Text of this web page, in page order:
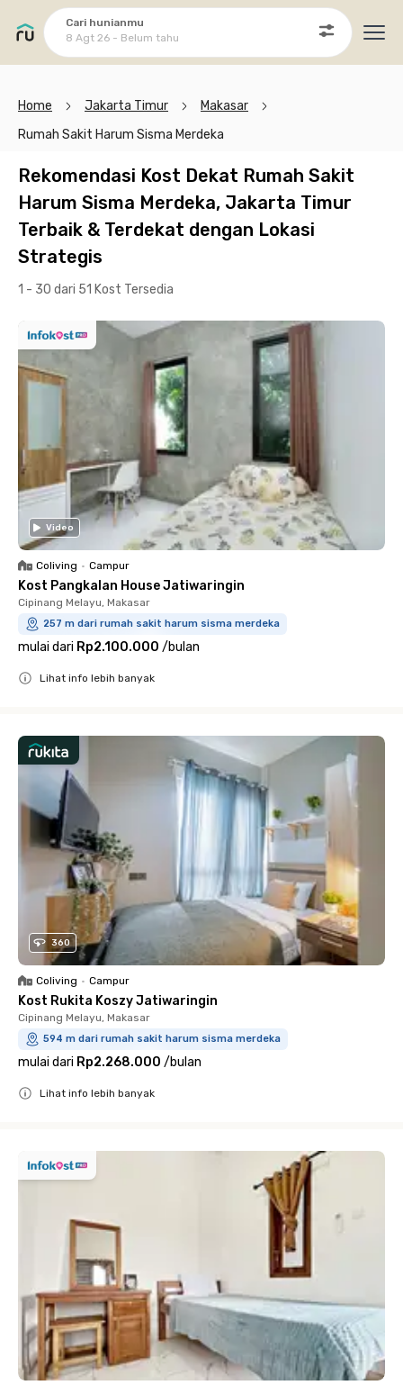
Cari hunianmu
8 Agt 26 - Belum tahu
Home Jakarta Timur
Makasar
Rumah Sakit Harum Sisma Merdeka
Rekomendasi Kost Dekat Rumah Sakit
Harum Sisma Merdeka, Jakarta Timur
Terbaik & Terdekat dengan Lokasi
Strategis
1 - 30 dari 51 Kost Tersedia
Video
Coliving • Campur
Kost Pangkalan House Jatiwaringin
Cipinang Melayu, Makasar
257 m dari rumah sakit harum sisma merdeka
mulai dari Rp2.100.000 /bulan
Lihat info lebih banyak
360
Coliving • Campur
Kost Rukita Koszy Jatiwaringin
Cipinang Melayu, Makasar
594 m dari rumah sakit harum sisma merdeka
mulai dari Rp2.268.000 /bulan
Lihat info lebih banyak